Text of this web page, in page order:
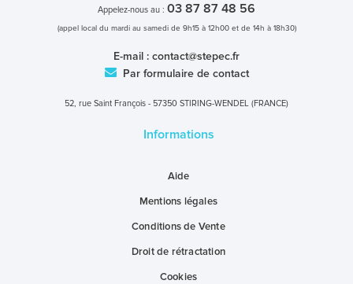
Appelez-nous au : 03 87 87 48 56
(appel local du mardi au samedi de 9h15 à 12h00 et de 14h à 18h30)
E-mail : contact@stepec.fr
Par formulaire de contact
52, rue Saint François - 57350 STIRING-WENDEL (FRANCE)
Informations
Aide
Mentions légales
Conditions de Vente
Droit de rétractation
Cookies